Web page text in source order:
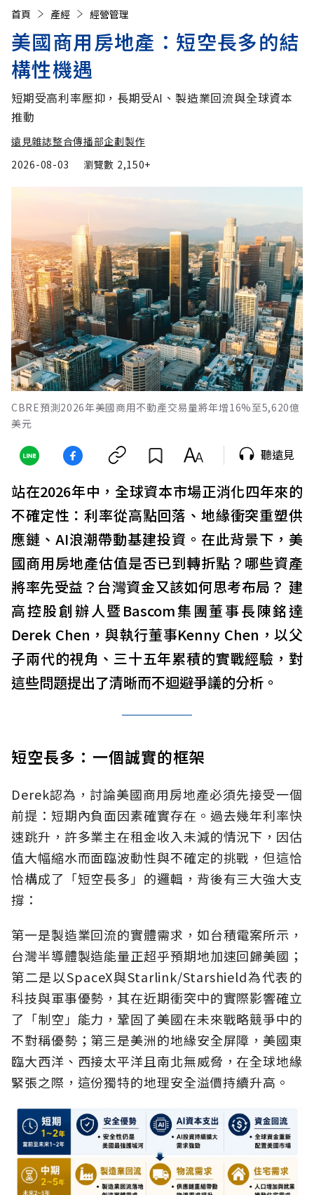
首頁 產經 經營管理
美國商用房地產：短空長多的結
構性機遇
短期受高利率壓抑，長期受AI、製造業回流與全球資本
推動
遠見雜誌整合傳播部企劃製作
2026-08-03
瀏覽數 2,150+
CBRE預測2026年美國商用不動產交易量將年增16%至5,620億
美元
聽遠見
站在2026年中，全球資本市場正消化四年來的
不確定性：利率從高點回落、地緣衝突重塑供
應鏈、AI浪潮帶動基建投資。在此背景下，美
國商用房地產估值是否已到轉折點？哪些資產
將率先受益？台灣資金又該如何思考布局？ 建
高控股創辦人暨Bascom集團董事長陳銘達
Derek Chen，與執行董事Kenny Chen，以父
子兩代的視角、三十五年累積的實戰經驗，對
這些問題提出了清晰而不迴避爭議的分析。
短空長多：一個誠實的框架
Derek認為，討論美國商用房地產必須先接受一個
前提：短期內負面因素確實存在。過去幾年利率快
速跳升，許多業主在租金收入未減的情況下，因估
值大幅縮水而面臨波動性與不確定的挑戰，但這恰
恰構成了「短空長多」的邏輯，背後有三大強大支
撐：
第一是製造業回流的實體需求，如台積電案所示，
台灣半導體製造能量正超乎預期地加速回歸美國；
第二是以SpaceX與Starlink/Starshield為代表的
科技與軍事優勢，其在近期衝突中的實際影響確立
了「制空」能力，鞏固了美國在未來戰略競爭中的
不對稱優勢；第三是美洲的地緣安全屏障，美國東
臨大西洋、西接太平洋且南北無威脅，在全球地緣
緊張之際，這份獨特的地理安全溢價持續升高。